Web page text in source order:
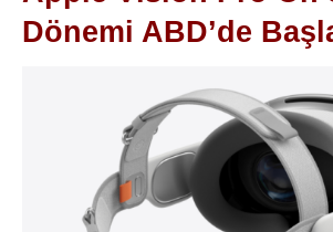
Dönemi ABD’de